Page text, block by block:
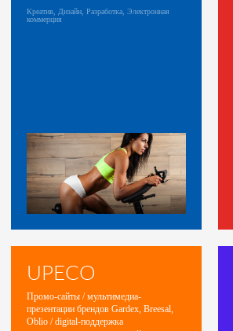
Креатив, Дизайн, Разработка, Электронная
коммерция
UPECO
Промо-сайты / мультимедиа-
презентации брендов Gardex, Breesal,
Oblio / digital-поддержка